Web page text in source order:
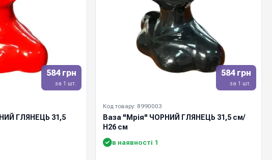
584 грн
за 1 шт.
ГЛЯНЕЦЬ 31,5
584 грн
за 1 шт.
Код товару: 8990003
Ваза "Мрія" ЧОРНИЙ ГЛЯНЕЦЬ 31,5 см/
Н26 см
в наявності 1